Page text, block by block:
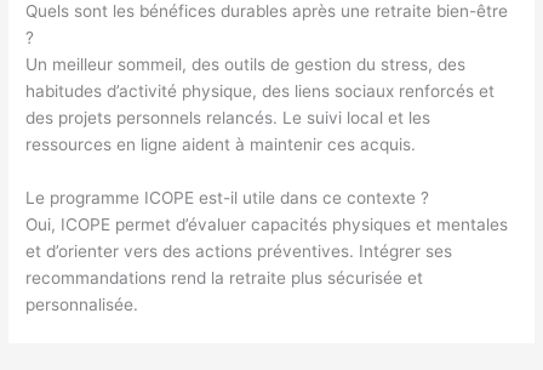
Quels sont les bénéfices durables après une retraite bien-être
?
Un meilleur sommeil, des outils de gestion du stress, des
habitudes d’activité physique, des liens sociaux renforcés et
des projets personnels relancés. Le suivi local et les
ressources en ligne aident à maintenir ces acquis.
Le programme ICOPE est-il utile dans ce contexte ?
Oui, ICOPE permet d’évaluer capacités physiques et mentales
et d’orienter vers des actions préventives. Intégrer ses
recommandations rend la retraite plus sécurisée et
personnalisée.